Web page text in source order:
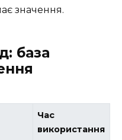
значення.
база
Час
використання